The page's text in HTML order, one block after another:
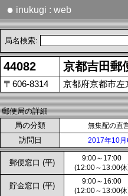
● inukugi : web
局名検索:
44082 京都吉田郵
〒606-8314 京都府京都市左
郵便局の詳細
局の分類
無集配の直
訪問日 2017年10月
郵便窓口 (平)
9:00～17:00
(12:00～13:00
貯金窓口 (平)
9:00～16:00
(12:00～13:00